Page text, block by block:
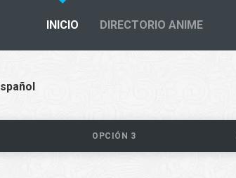
INICIO DIRECTORIO ANIME
OPCIÓN 3